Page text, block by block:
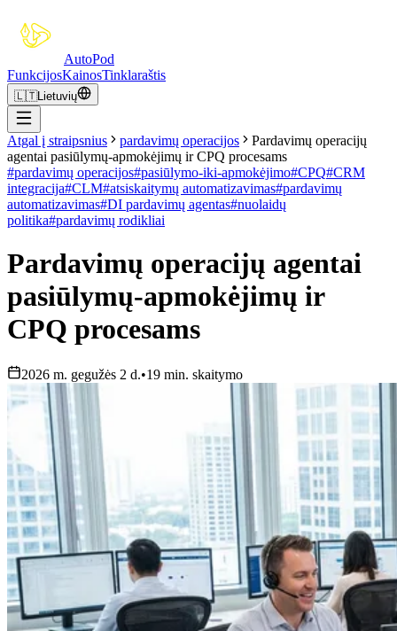
AutoPod
FunkcijosKainosTinklaraštis
🇱🇹Lietuvių
Atgal į straipsnius pardavimų operacijos
Pardavimų operacijų
agentai pasiūlymų-apmokėjimų ir CPQ procesams
#pardavimų operacijos#pasiūlymo-iki-apmokėjimo#CPQ#CRM
integracija#CLM#atsiskaitymų automatizavimas#pardavimų
automatizavimas#DI pardavimų agentas#nuolaidų
politika#pardavimų rodikliai
Pardavimų operacijų agentai
pasiūlymų-apmokėjimų ir
CPQ procesams
2026 m. gegužės 2 d.•19 min. skaitymo